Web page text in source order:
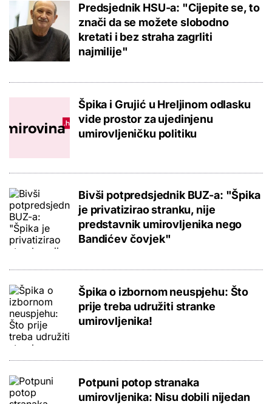
Predsjednik HSU-a: "Cijepite se, to
znači da se možete slobodno
kretati i bez straha zagrliti
najmilije"
Špika i Grujić u Hreljinom odlasku
vide prostor za ujedinjenu
umirovljeničku politiku
Bivši potpredsjednik BUZ-a: "Špika
je privatizirao stranku, nije
predstavnik umirovljenika nego
Bandićev čovjek"
Špika o izbornom neuspjehu: Što
prije treba udružiti stranke
umirovljenika!
Potpuni potop stranaka
umirovljenika: Nisu dobili nijedan